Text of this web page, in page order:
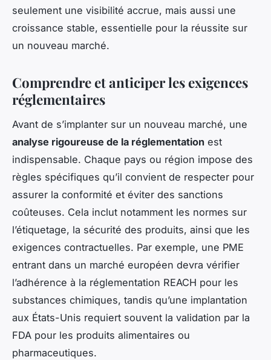
seulement une visibilité accrue, mais aussi une
croissance stable, essentielle pour la réussite sur
un nouveau marché.
Comprendre et anticiper les exigences
réglementaires
Avant de s’implanter sur un nouveau marché, une
analyse rigoureuse de la réglementation est
indispensable. Chaque pays ou région impose des
règles spécifiques qu’il convient de respecter pour
assurer la conformité et éviter des sanctions
coûteuses. Cela inclut notamment les normes sur
l’étiquetage, la sécurité des produits, ainsi que les
exigences contractuelles. Par exemple, une PME
entrant dans un marché européen devra vérifier
l’adhérence à la réglementation REACH pour les
substances chimiques, tandis qu’une implantation
aux États-Unis requiert souvent la validation par la
FDA pour les produits alimentaires ou
pharmaceutiques.